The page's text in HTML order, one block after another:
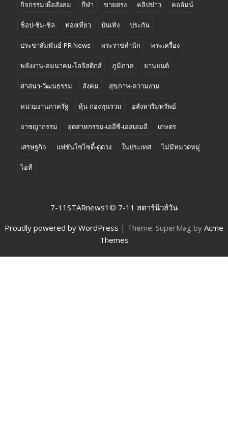
กิจกรรมเพื่อสังคม กีฬา ขายตรง คลิปข่าว คอลัมน์
ช็อป-ชิม-ชิล ท่องเที่ยว บันเทิง ประกัน
ประชาสัมพันธ์-PR News พระราชสำนัก พระเครื่อง
พลังงาน-คมนาคม-โลจิสติกส์ ภูมิภาค ยานยนต์
ศาสนา-วัฒนธรรม สังคม สุขภาพ-ความงาม
หน่วยงานภาครัฐ หุ้น-กองทุนรวม อสังหาริมทรัพย์
อาชญากรรม อุตสาหกรรม-เออีซี-เอสเอมอี เกษตร
เศรษฐกิจ แฟชั่นโซไซตี้-ดูดวง ในประเทศ ไม่มีหมวดหมู่
ไอที
7-11STARnews1© 7-11 สตาร์นิวส์วัน
Proudly powered by WordPress | Theme: SuperMag by Acme
Themes